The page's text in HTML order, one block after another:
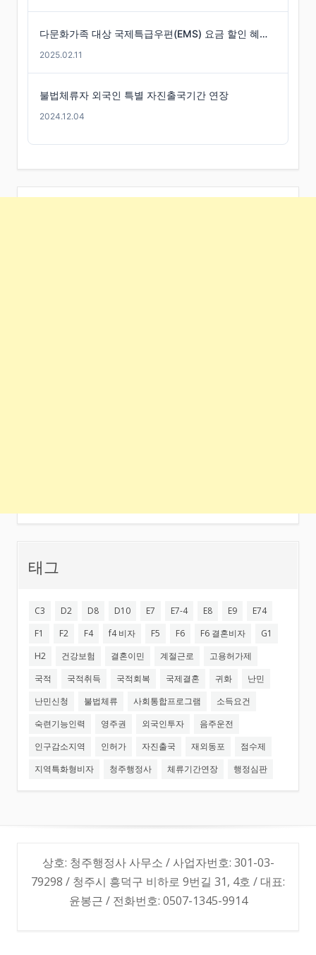
다문화가족 대상 국제특급우편(EMS) 요금 할인 혜택 -경기도
2025.02.11
불법체류자 외국인 특별 자진출국기간 연장
2024.12.04
태그
C3 D2 D8 D10 E7 E7-4 E8 E9
E74
F1
F2 F4 f4 비자 F5 F6 F6 결혼비자
G1
H2
건강보험 결혼이민 계절근로
고용허가제
국적
국적취득 국적회복 국제결혼 귀화
난민
난민신청
불법체류 사회통합프로그램
소득요건
숙련기능인력
영주권 외국인투자
음주운전
인구감소지역
인허가 자진출국 재외동포
점수제
지역특화형비자
청주행정사 체류기간연장 행정심판
상호: 청주행정사 사무소 / 사업자번호: 301-03-
79298 / 청주시 흥덕구 비하로 9번길 31, 4호 / 대표:
윤봉근 / 전화번호: 0507-1345-9914